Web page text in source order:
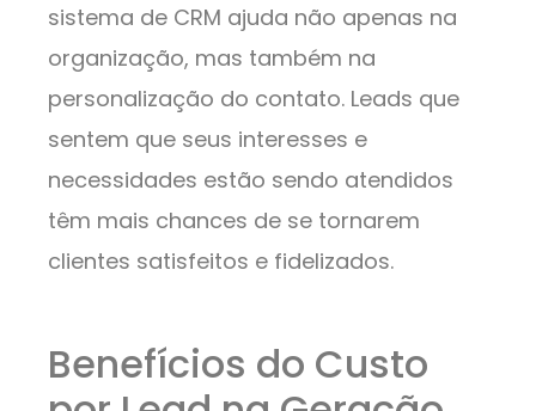
sistema de CRM ajuda não apenas na
organização, mas também na
personalização do contato. Leads que
sentem que seus interesses e
necessidades estão sendo atendidos
têm mais chances de se tornarem
clientes satisfeitos e fidelizados.
Benefícios do Custo